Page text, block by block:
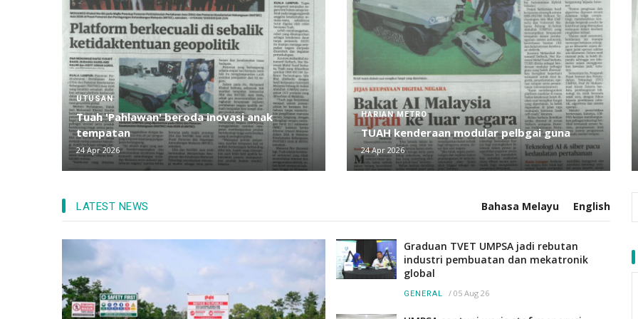
UTUSAN
Tuah 'Pahlawan' beroda inovasi anak
tempatan
24 Apr 2026
HARIAN METRO
TUAH kenderaan modular pelbgai guna
24 Apr 2026
LATEST NEWS Bahasa Melayu English
Graduan TVET UMPSA jadi rebutan
industri pembuatan dan mekatronik
global
GENERAL / 05 Aug 26